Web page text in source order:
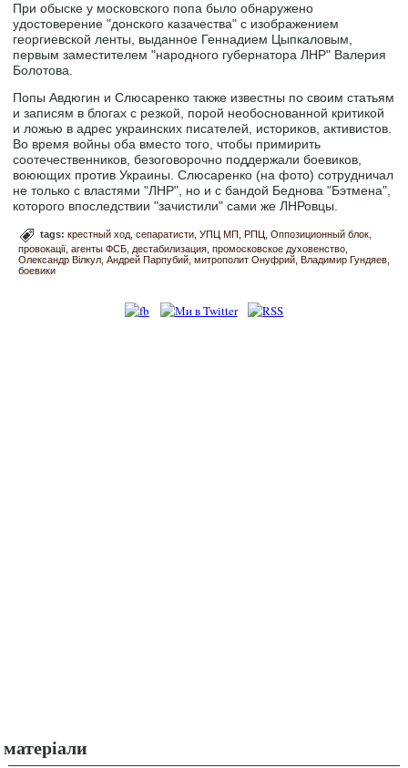
При обыске у московского попа было обнаружено
удостоверение "донского казачества" с изображением
георгиевской ленты, выданное Геннадием Цыпкаловым,
первым заместителем "народного губернатора ЛНР" Валерия
Болотова.
Попы Авдюгин и Слюсаренко также известны по своим статьям
и записям в блогах с резкой, порой необоснованной критикой
и ложью в адрес украинских писателей, историков, активистов.
Во время войны оба вместо того, чтобы примирить
соотечественников, безоговорочно поддержали боевиков,
воюющих против Украины. Слюсаренко (на фото) сотрудничал
не только с властями "ЛНР", но и с бандой Беднова "Бэтмена",
которого впоследствии "зачистили" сами же ЛНРовцы.
tags:крестный ход сепаратисти УПЦ МП РПЦ
Оппозиционный блок
провокації агенты ФСБ дестабилизация промосковское духовенство
Олександр Вілкул Андрей Парпубий митрополит Онуфрий Владимир Гундяев
боевики
матеріали